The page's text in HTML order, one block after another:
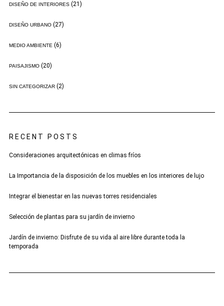
DISEÑO DE INTERIORES(21)
DISEÑO URBANO(27)
MEDIO AMBIENTE(6)
PAISAJISMO(20)
SIN CATEGORIZAR(2)
RECENT POSTS
Consideraciones arquitectónicas en climas fríos
La Importancia de la disposición de los muebles en los interiores de lujo
Integrar el bienestar en las nuevas torres residenciales
Selección de plantas para su jardín de invierno
Jardín de invierno: Disfrute de su vida al aire libre durante toda la
temporada